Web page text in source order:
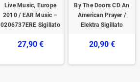
Live Music, Europe
2010 / EAR Music –
0206737ERE Sigillato
27,90 €
By The Doors CD An
American Prayer /
Elektra Sigillato
20,90 €